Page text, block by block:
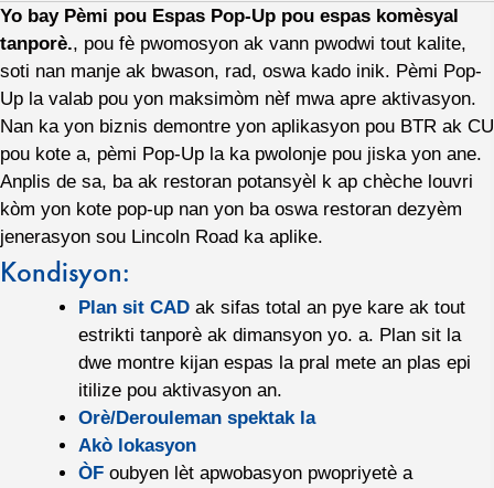
Yo bay Pèmi pou Espas Pop-Up pou espas komèsyal
tanporè., pou fè pwomosyon ak vann pwodwi tout kalite,
soti nan manje ak bwason, rad, oswa kado inik. Pèmi Pop-
Up la valab pou yon maksimòm nèf mwa apre aktivasyon.
Nan ka yon biznis demontre yon aplikasyon pou BTR ak CU
pou kote a, pèmi Pop-Up la ka pwolonje pou jiska yon ane.
Anplis de sa, ba ak restoran potansyèl k ap chèche louvri
kòm yon kote pop-up nan yon ba oswa restoran dezyèm
jenerasyon sou Lincoln Road ka aplike.
Kondisyon:
Plan sit CAD ak sifas total an pye kare ak tout
estrikti tanporè ak dimansyon yo. a. Plan sit la
dwe montre kijan espas la pral mete an plas epi
itilize pou aktivasyon an.
Orè/Derouleman spektak la
Akò lokasyon
ÒF oubyen lèt apwobasyon pwopriyetè a